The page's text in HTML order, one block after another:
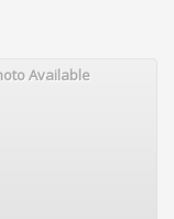
Available